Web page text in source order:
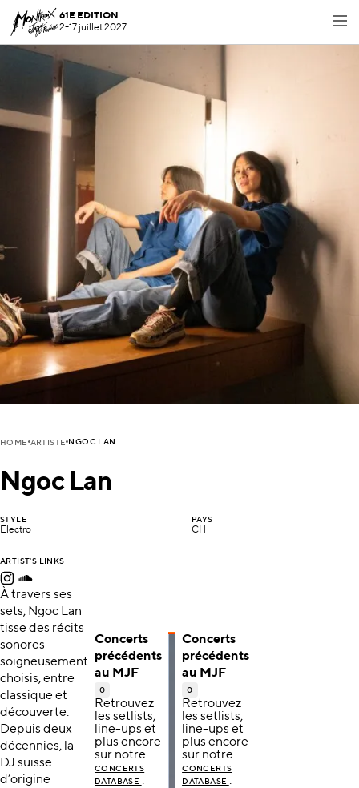
61E EDITION
2-17 juillet 2027
HOME ARTISTE NGOC LAN
Ngoc Lan
STYLE
Electro
PAYS
CH
ARTIST'S LINKS
À travers ses
sets, Ngoc Lan
tisse des récits
sonores
soigneusement
choisis, entre
classique et
découverte.
Depuis deux
décennies, la
DJ suisse
d’origine
Concerts
précédents
au MJF
0
Retrouvez
les setlists,
line-ups et
plus encore
sur notre
CONCERTS
DATABASE .
Concerts
précédents
au MJF
0
Retrouvez
les setlists,
line-ups et
plus encore
sur notre
CONCERTS
DATABASE .